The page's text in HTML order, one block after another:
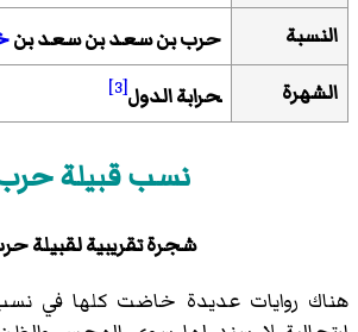
النسبة
حرب بن سعد بن سعد بن
الشهرة حرابة الدول[3]
نسب قبيلة
شجرة تقريبية لقبيلة
هناك روايات عديدة خاضت كلها في